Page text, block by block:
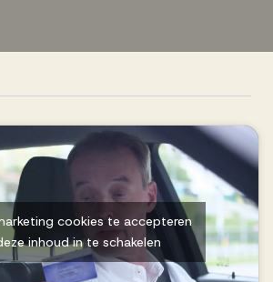
cookies te accepteren
inhoud in te schakelen